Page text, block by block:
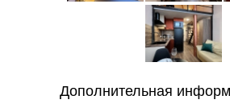
Дополнительная